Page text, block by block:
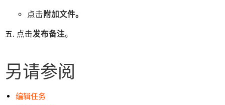
点击 附加文件。
点击发布备注。
另请参阅
编辑任务